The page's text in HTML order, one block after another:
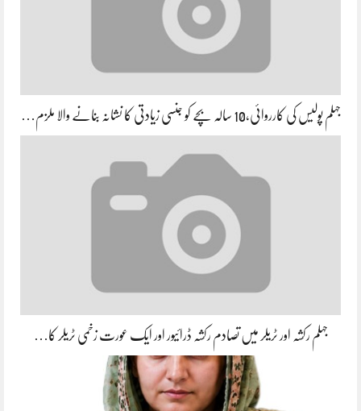
جہلم پولیس کی کارروائی،10 سالہ بچے کو جنسی زیادتی کا نشانہ بنانے والا ملزم…
جہلم رکشہ اور ٹریلر میں تصادم رکشہ ڈرائیور اور ایک عورت زخمی ٹریلر کا…